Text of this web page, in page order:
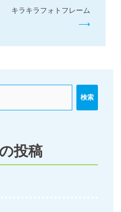
キラキラフォトフレーム
⟶
検索
投稿